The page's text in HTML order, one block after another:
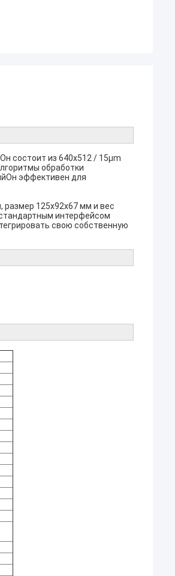
состоит из 640x512 / 15μm
обработки
эффективен для
размер 125x92x67 мм и вес
интерфейсом
свою собственную